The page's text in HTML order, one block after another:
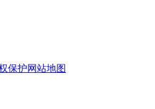
保护网站地图